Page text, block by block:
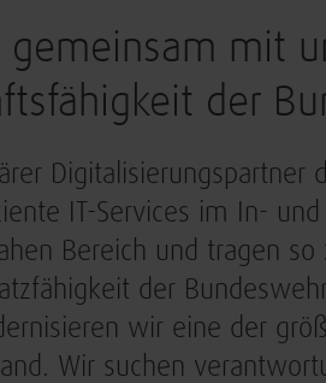
gemeinsam mit
der
Digitalisierungspartner
IT-Services im In-
Bereich und tragen
der
wir eine der
Wir suchen